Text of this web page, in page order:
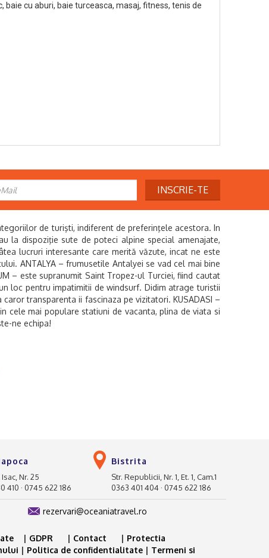
cu aburi, baie turceasca, masaj, fitness, tenis de
INSCRIE-TE
de turişti, indiferent de preferinţele acestora. In
la dispoziţie sute de poteci alpine special amenajate,
lucruri interesante care merită văzute, incat ne este
ANTALYA – frumusetile Antalyei se vad cel mai bine
– este supranumit Saint Tropez-ul Turciei, fiind cautat
loc pentru impatimitii de windsurf. Didim atrage turistii
transparenta ii fascinaza pe vizitatori. KUSADASI –
cele mai populare statiuni de vacanta, plina de viata si
ne echipa!
Nr. 25
410 · 0745 622 186
Bistrita
Str. Republicii, Nr. 1, Et. 1, Cam.1
0363 401 404 · 0745 622 186
rezervari@oceaniatravel.ro
| GDPR | Contact | Protectia
| Politica de confidentialitate | Termeni si